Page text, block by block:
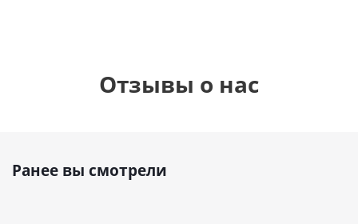
Отзывы о нас
Ранее вы смотрели